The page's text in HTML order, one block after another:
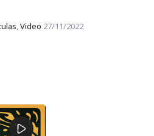
Video 27/11/2022